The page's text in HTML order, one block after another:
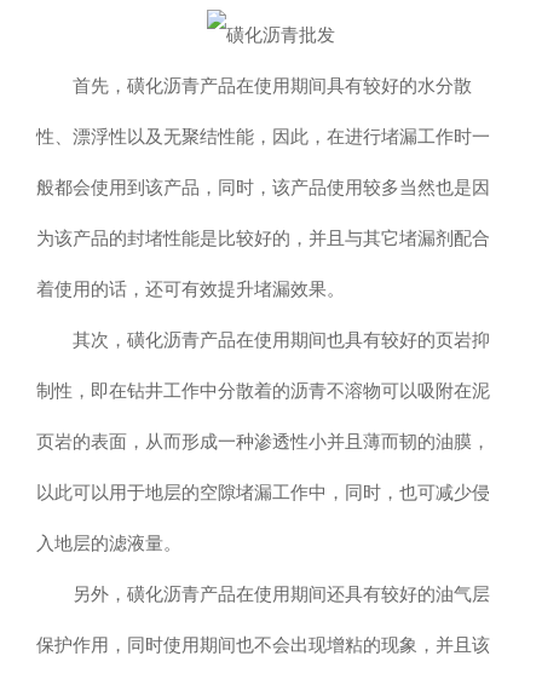
首先，磺化沥青产品在使用期间具有较好的水分散
性、漂浮性以及无聚结性能，因此，在进行堵漏工作时一
般都会使用到该产品，同时，该产品使用较多当然也是因
为该产品的封堵性能是比较好的，并且与其它堵漏剂配合
着使用的话，还可有效提升堵漏效果。
其次，磺化沥青产品在使用期间也具有较好的页岩抑
制性，即在钻井工作中分散着的沥青不溶物可以吸附在泥
页岩的表面，从而形成一种渗透性小并且薄而韧的油膜，
以此可以用于地层的空隙堵漏工作中，同时，也可减少侵
入地层的滤液量。
另外，磺化沥青产品在使用期间还具有较好的油气层
保护作用，同时使用期间也不会出现增粘的现象，并且该